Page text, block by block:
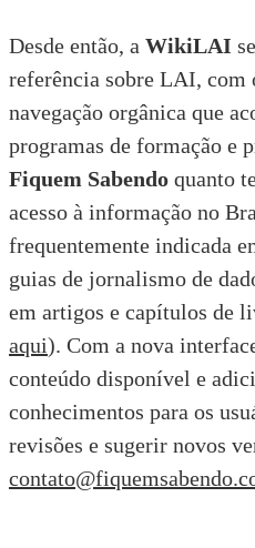
Desde então, a WikiLAI
referência sobre LAI, com
navegação orgânica que
programas de formação e
Fiquem Sabendo quanto
acesso à informação no
frequentemente indicada
guias de jornalismo de
em artigos e capítulos de
aqui). Com a nova
conteúdo disponível e
conhecimentos para os
revisões e sugerir novos